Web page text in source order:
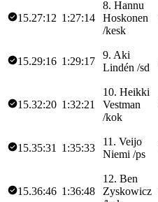
15.27:12 1:27:14
8. Hannu
Hoskonen
/kesk
15.29:16 1:29:17
9. Aki
Lindén /sd
15.32:20 1:32:21
10. Heikki
Vestman
/kok
15.35:31 1:35:33
11 . Veijo
Niemi /ps
15.36:46 1:36:48
12. Ben
Zyskowicz